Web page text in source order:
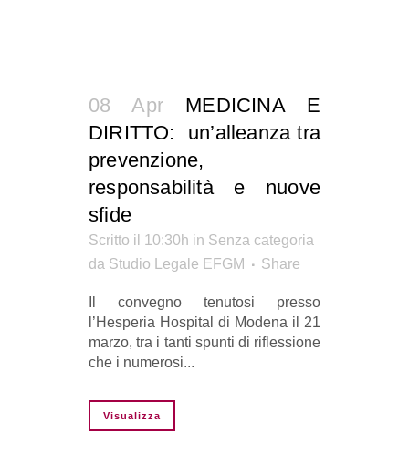
08 Apr
MEDICINA E
DIRITTO: un’alleanza tra
prevenzione,
responsabilità e nuove
sfide
Scritto il 10:30h in Senza categoria
da Studio Legale EFGM Share
Il convegno tenutosi presso
l’Hesperia Hospital di Modena il 21
marzo, tra i tanti spunti di riflessione
che i numerosi...
Visualizza